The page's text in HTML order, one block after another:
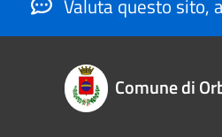
Valuta questo sito,
Comune di